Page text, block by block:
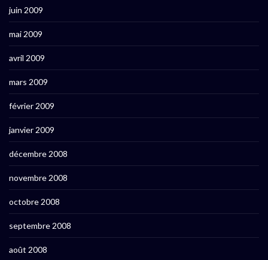
juin 2009
mai 2009
avril 2009
mars 2009
février 2009
janvier 2009
décembre 2008
novembre 2008
octobre 2008
septembre 2008
août 2008